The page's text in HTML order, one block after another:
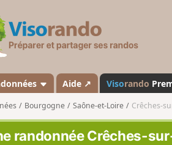
s
a
n
d
o
Aide ↗ Visorando
Bourgogne Saône-et-Loire Crêches-
randonnée Crêches-